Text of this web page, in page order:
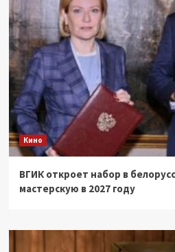
Кино
ВГИК откроет набор в
мастерскую в 2027 году